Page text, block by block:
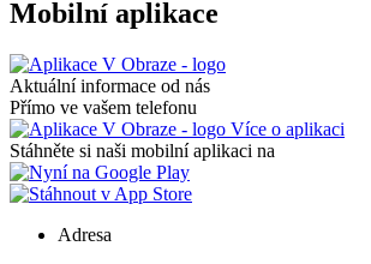
Mobilní aplikace
Aktuální informace od nás
Přímo ve vašem telefonu
Více o aplikaci
Stáhněte si naši mobilní aplikaci na
Adresa